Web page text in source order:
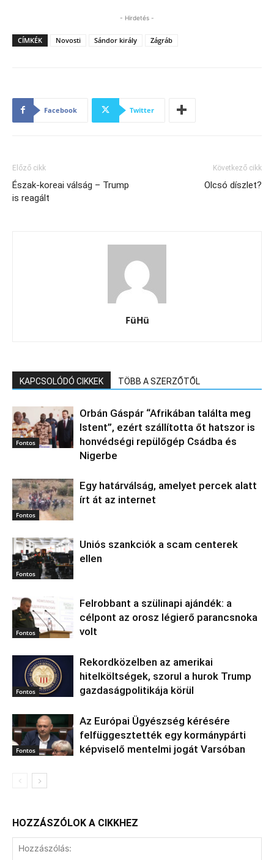
- Hirdetés -
CÍMKÉK Novosti Sándor király Zágráb
Facebook Twitter
Előző cikk
Észak-koreai válság – Trump
is reagált
Következő cikk
Olcsó díszlet?
FüHü
KAPCSOLÓDÓ CIKKEK TÖBB A SZERZŐTŐL
Fontos
Orbán Gáspár “Afrikában találta meg
Istent”, ezért szállította őt hatszor is
honvédségi repülőgép Csádba és
Nigerbe
Fontos
Egy határválság, amelyet percek alatt
írt át az internet
Fontos
Uniós szankciók a scam centerek
ellen
Fontos
Felrobbant a szülinapi ajándék: a
célpont az orosz légierő parancsnoka
volt
Fontos
Rekordközelben az amerikai
hitelköltségek, szorul a hurok Trump
gazdaságpolitikája körül
Fontos
Az Európai Ügyészség kérésére
felfüggesztették egy kormánypárti
képviselő mentelmi jogát Varsóban
HOZZÁSZÓLOK A CIKKHEZ